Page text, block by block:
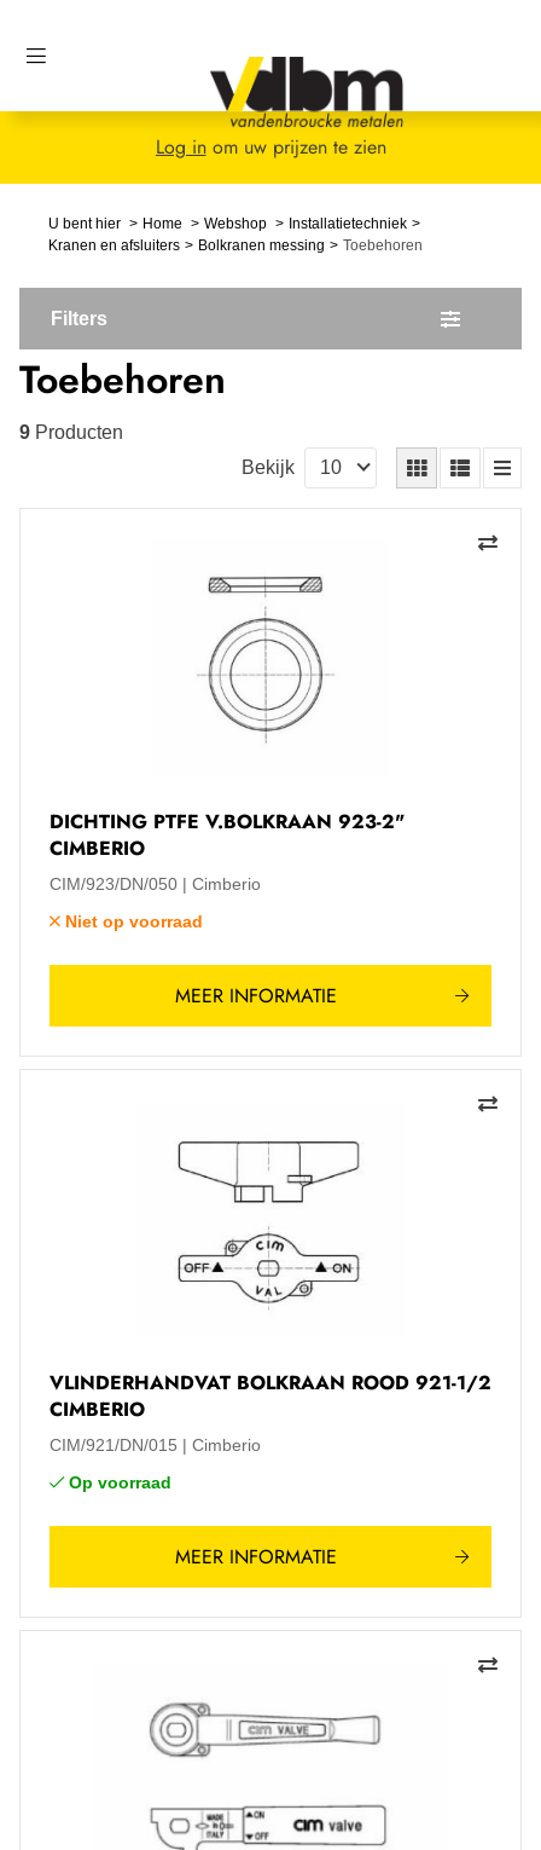
Log inom uw prijzen te zien
U bent hier Home Webshop
Installatietechniek
Kranen en afsluiters
Bolkranen messing Toebehoren
Filters
Toebehoren
9 Producten
Bekijk
DICHTING PTFE V.BOLKRAAN 923-2"
CIMBERIO
CIM/923/DN/050
Cimberio
Niet op voorraad
MEER INFORMATIE
VLINDERHANDVAT BOLKRAAN ROOD 921-1/2
CIMBERIO
CIM/921/DN/015
Cimberio
Op voorraad
MEER INFORMATIE